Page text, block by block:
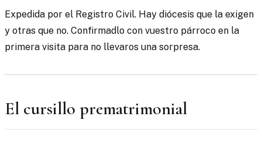
Expedida por el Registro Civil. Hay diócesis que la exigen
y otras que no. Confirmadlo con vuestro párroco en la
primera visita para no llevaros una sorpresa.
El cursillo prematrimonial